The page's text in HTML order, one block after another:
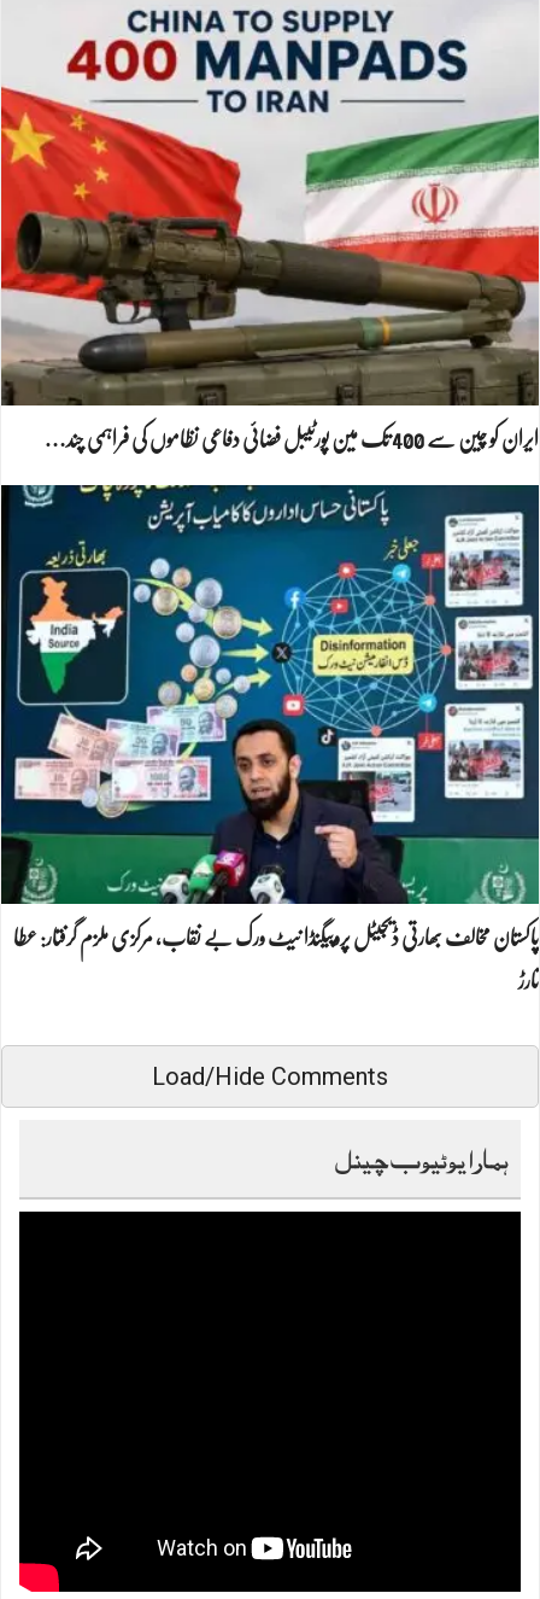
ایران کو چین سے 400 تک مین پورٹیبل فضائی دفاعی نظاموں کی فراہمی چند…
پاکستان مخالف بھارتی ڈیجیٹل پروپیگنڈا نیٹ ورک بے نقاب، مرکزی ملزم گرفتار: عطا
تارڑ
Load/Hide Comments
ہمارا یوٹیوب چینل